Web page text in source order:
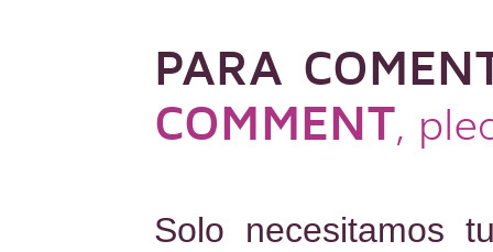
PARA
COMMENT,
Solo necesitamos